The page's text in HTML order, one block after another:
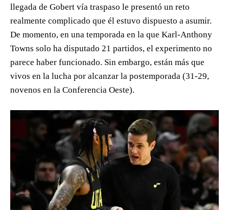
llegada de Gobert vía traspaso le presentó un reto
realmente complicado que él estuvo dispuesto a asumir.
De momento, en una temporada en la que Karl-Anthony
Towns solo ha disputado 21 partidos, el experimento no
parece haber funcionado. Sin embargo, están más que
vivos en la lucha por alcanzar la postemporada (31-29,
novenos en la Conferencia Oeste).